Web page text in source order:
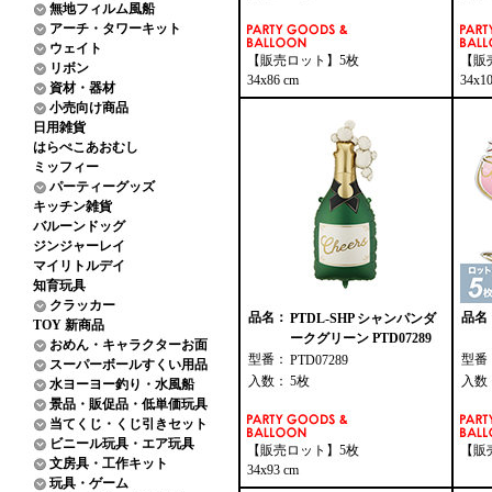
無地フィルム風船
アーチ・タワーキット
ウェイト
リボン
資材・器材
小売向け商品
日用雑貨
はらぺこあおむし
ミッフィー
パーティーグッズ
キッチン雑貨
バルーンドッグ
ジンジャーレイ
マイリトルデイ
知育玩具
クラッカー
TOY 新商品
おめん・キャラクターお面
スーパーボールすくい用品
水ヨーヨー釣り・水風船
景品・販促品・低単価玩具
当てくじ・くじ引きセット
ビニール玩具・エア玩具
文房具・工作キット
玩具・ゲーム
【販売ロット】5枚
34x86 cm
【
品名： PTDL-SHP シャンパンダ
ークグリーン PTD07289
型番： PTD07289
入数： 5枚
【販売ロット】5枚
34x93 cm
品名
型番
入数
【